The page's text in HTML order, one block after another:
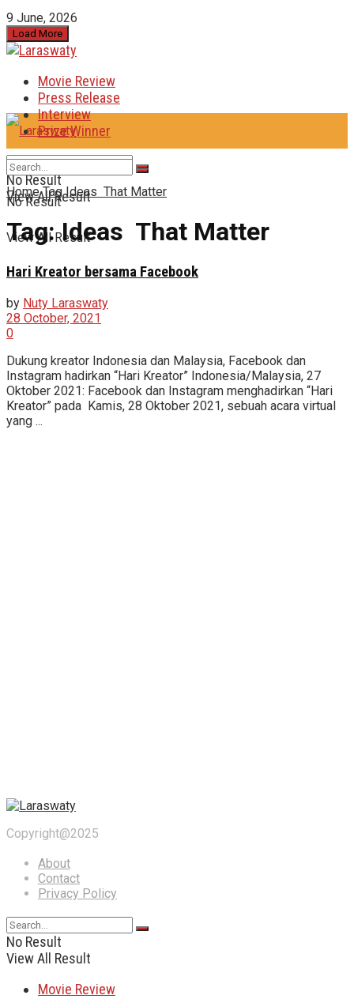
9 June, 2026
Load More
Movie Review
Press Release
Interview
Prize Winner
No Result
View All Result
No Result
View All Result
Home Tag Ideas That Matter
Tag:Ideas That Matter
Hari Kreator bersama Facebook
by Nuty Laraswaty
28 October, 2021
0
Dukung kreator Indonesia dan Malaysia, Facebook dan
Instagram hadirkan “Hari Kreator” Indonesia/Malaysia, 27
Oktober 2021: Facebook dan Instagram menghadirkan “Hari
Kreator” pada Kamis, 28 Oktober 2021, sebuah acara virtual
yang ...
Copyright@2025
About
Contact
Privacy Policy
No Result
View All Result
Movie Review